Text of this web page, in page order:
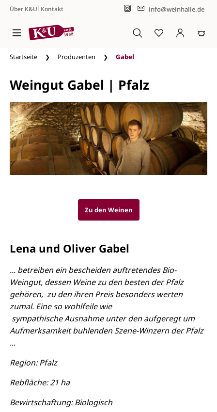
Zum Hauptinhalt springen
Über K&U| Kontakt info@weinhalle.de
Startseite Produzenten Gabel
Weingut Gabel | Pfalz
Zu den Weinen
Lena und Oliver Gabel
... betreiben ein bescheiden auftretendes Bio-
Weingut, dessen Weine zu den besten der Pfalz
gehören, zu den ihren Preis besonders werten
zumal. Eine so wohlfeile wie
sympathische Ausnahme unter den aufgeregt um
Aufmerksamkeit buhlenden Szene-Winzern der Pfalz
...
Region: Pfalz
Rebfläche: 21 ha
Bewirtschaftung: Biologisch